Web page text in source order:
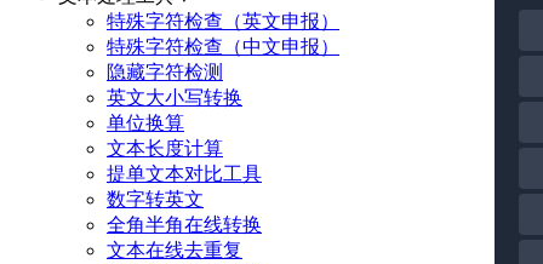
特殊字符检查（英文申报）
特殊字符检查（中文申报）
隐藏字符检测
英文大小写转换
单位换算
文本长度计算
提单文本对比工具
数字转英文
全角半角在线转换
文本在线去重复